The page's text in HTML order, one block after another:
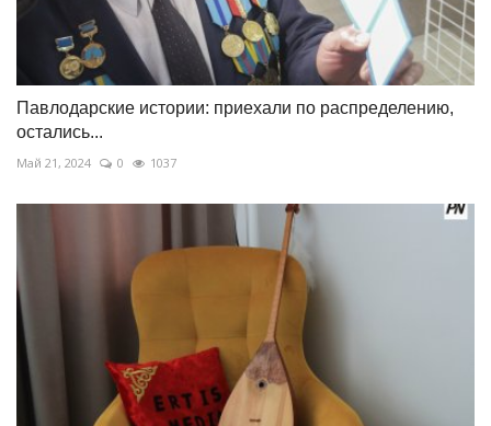
Павлодарские истории: приехали по распределению,
остались...
Май 21, 2024 0 1037